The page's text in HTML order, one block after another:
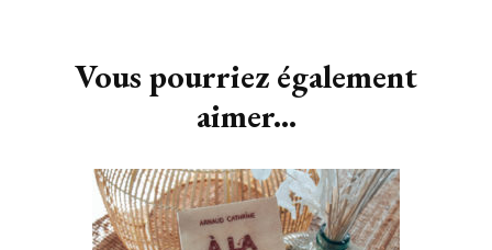
Vous pourriez également
aimer...